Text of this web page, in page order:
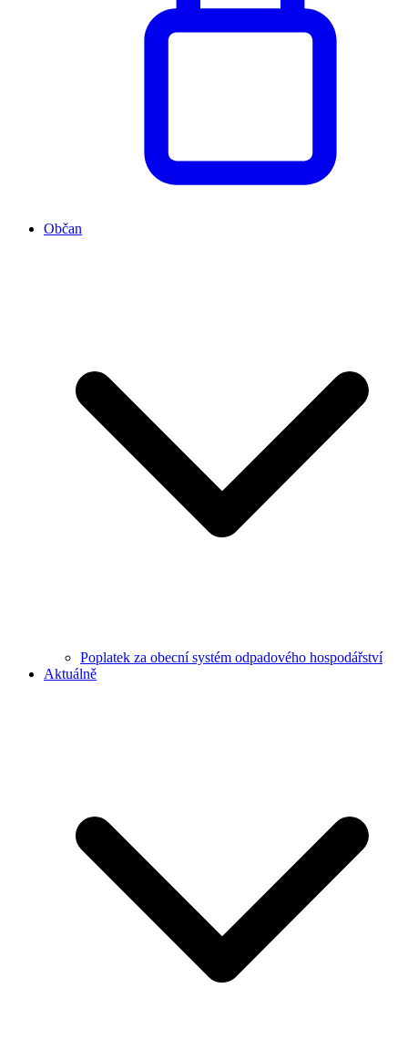
Občan
Poplatek za obecní systém odpadového hospodářství
Aktuálně